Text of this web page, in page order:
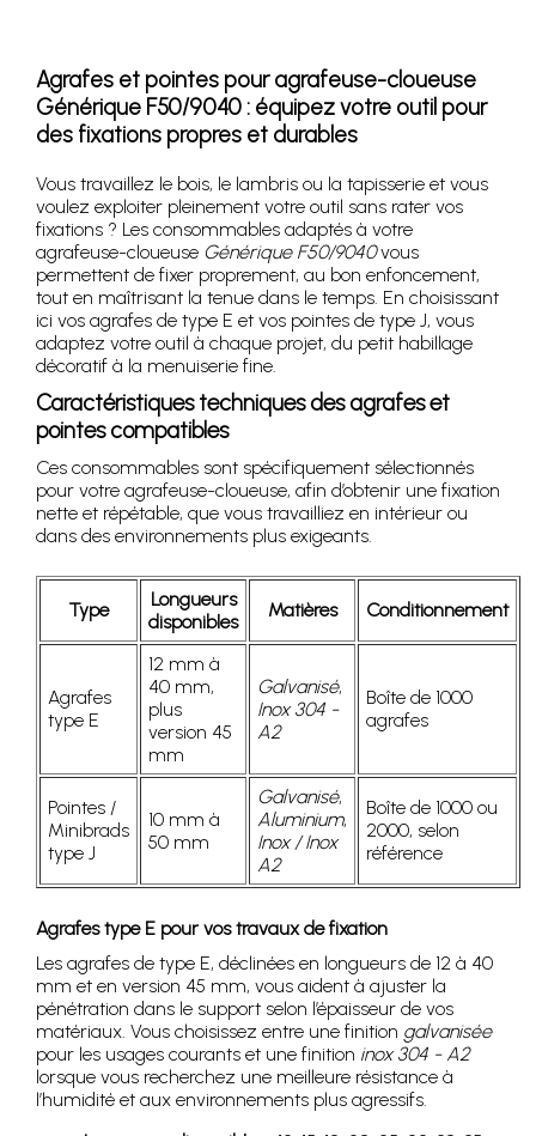
Agrafes et pointes pour agrafeuse-cloueuse
Générique F50/9040 : équipez votre outil pour
des fixations propres et durables
Vous travaillez le bois, le lambris ou la tapisserie et vous
voulez exploiter pleinement votre outil sans rater vos
fixations ? Les consommables adaptés à votre
agrafeuse-cloueuse Générique F50/9040vous
permettent de fixer proprement, au bon enfoncement,
tout en maîtrisant la tenue dans le temps. En choisissant
ici vos agrafes de type E et vos pointes de type J, vous
adaptez votre outil à chaque projet, du petit habillage
décoratif à la menuiserie fine.
Caractéristiques techniques des agrafes et
pointes compatibles
Ces consommables sont spécifiquement sélectionnés
pour votre agrafeuse-cloueuse, afin d’obtenir une fixation
nette et répétable, que vous travailliez en intérieur ou
dans des environnements plus exigeants.
Type
Longueurs
disponibles
Matières Conditionnement
Agrafes
type E
12 mm à
40 mm,
plus
version 45
mm
Galvanisé,
Inox 304 -
A2
Boîte de 1000
agrafes
Pointes /
Minibrads
type J
10 mm à
50 mm
Galvanisé,
Aluminium,
Inox / Inox
A2
Boîte de 1000 ou
2000, selon
référence
Agrafes type E pour vos travaux de fixation
Les agrafes de type E, déclinées en longueurs de 12 à 40
mm et en version 45 mm, vous aident à ajuster la
pénétration dans le support selon l’épaisseur de vos
matériaux. Vous choisissez entre une finition galvanisée
pour les usages courants et une finition inox 304 - A2
lorsque vous recherchez une meilleure résistance à
l’humidité et aux environnements plus agressifs.